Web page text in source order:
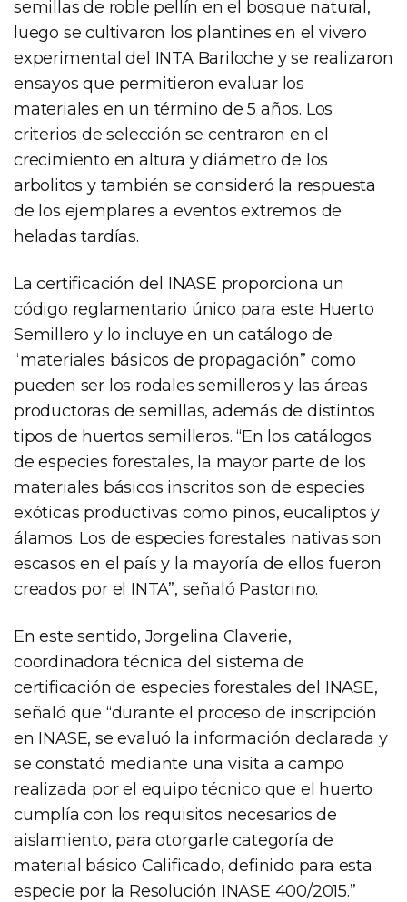
semillas de roble pellín en el bosque natural,
luego se cultivaron los plantines en el vivero
experimental del INTA Bariloche y se realizaron
ensayos que permitieron evaluar los
materiales en un término de 5 años. Los
criterios de selección se centraron en el
crecimiento en altura y diámetro de los
arbolitos y también se consideró la respuesta
de los ejemplares a eventos extremos de
heladas tardías.
La certificación del INASE proporciona un
código reglamentario único para este Huerto
Semillero y lo incluye en un catálogo de
“materiales básicos de propagación” como
pueden ser los rodales semilleros y las áreas
productoras de semillas, además de distintos
tipos de huertos semilleros. “En los catálogos
de especies forestales, la mayor parte de los
materiales básicos inscritos son de especies
exóticas productivas como pinos, eucaliptos y
álamos. Los de especies forestales nativas son
escasos en el país y la mayoría de ellos fueron
creados por el INTA”, señaló Pastorino.
En este sentido, Jorgelina Claverie,
coordinadora técnica del sistema de
certificación de especies forestales del INASE,
señaló que “durante el proceso de inscripción
en INASE, se evaluó la información declarada y
se constató mediante una visita a campo
realizada por el equipo técnico que el huerto
cumplía con los requisitos necesarios de
aislamiento, para otorgarle categoría de
material básico Calificado, definido para esta
especie por la Resolución INASE 400/2015.”